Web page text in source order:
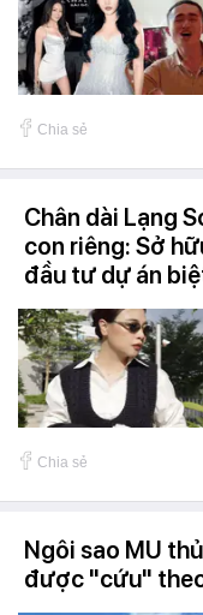
Chia sẻ
Chân dài Lạng
con riêng: Sở
đầu tư dự án
Chia sẻ
Ngôi sao MU
được "cứu"